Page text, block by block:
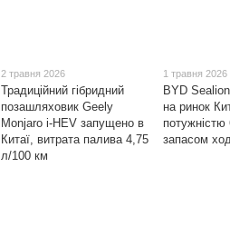
2 травня 2026
Традиційний гібридний
позашляховик Geely
Monjaro i-HEV запущено в
Китаї, витрата палива 4,75
л/100 км
1 травня 2026
BYD
на ринок
запасом